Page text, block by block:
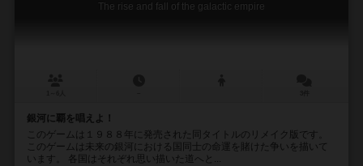
The rise and fall of the galactic empire
銀河に覇を唱えよ！
このゲームは１９８８年に発売された同タイトルのリメイク版です。
このゲームは未来の銀河における国同士の命運を賭けた争いを描いて
います。 各国はそれぞれ思い描いた道へと...